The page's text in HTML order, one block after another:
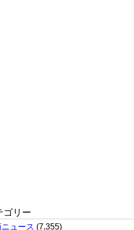
ゴリー
ュース (7,355)